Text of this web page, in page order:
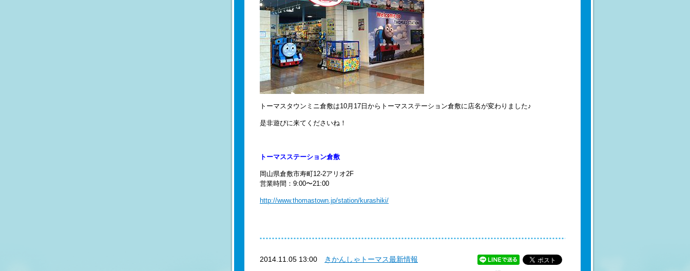
トーマスタウンミニ倉敷は10月17日からトーマスステーション倉敷に店名が変わりました♪
是非遊びに来てくださいね！
トーマスステーション倉敷
岡山県倉敷市寿町12-2アリオ2F
営業時間：9:00〜21:00
http://www.thomastown.jp/station/kurashiki/
2014.11.05 13:00 きかんしゃトーマス最新情報